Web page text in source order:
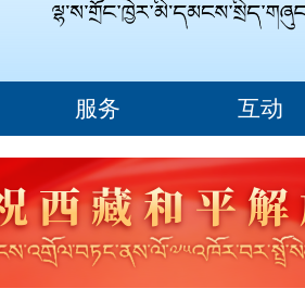
服务 互动